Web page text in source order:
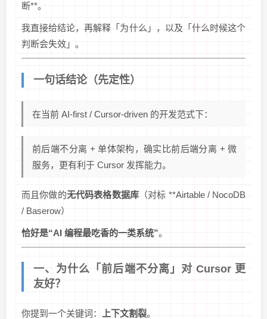
断**。
我直接给结论，再解释「为什么」，以及「什么时候这个
判断会失效」。
一句话结论（先定性）
在当前 AI-first / Cursor-driven 的开发范式下：
前后端不分离 + 单体架构，确实比前后端分离 + 微
服务，更有利于 Cursor 发挥能力。
而且你做的无代码表格数据库 （对标 **Airtable / NocoDB
/ Baserow）
恰好是“AI 编程最吃香的一类系统”。
一、为什么「前后端不分离」对 Cursor 更
友好？
你提到一个关键词： 上下文割裂。